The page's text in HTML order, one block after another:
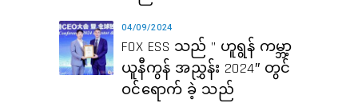
04/09/2024
FOX ESS သည် ” ဟူရွန် ကမ္ဘာ့
ယူနီကွန် အညွှန်း 2024″ တွင်
ဝင်ရောက် ခဲ့ သည်